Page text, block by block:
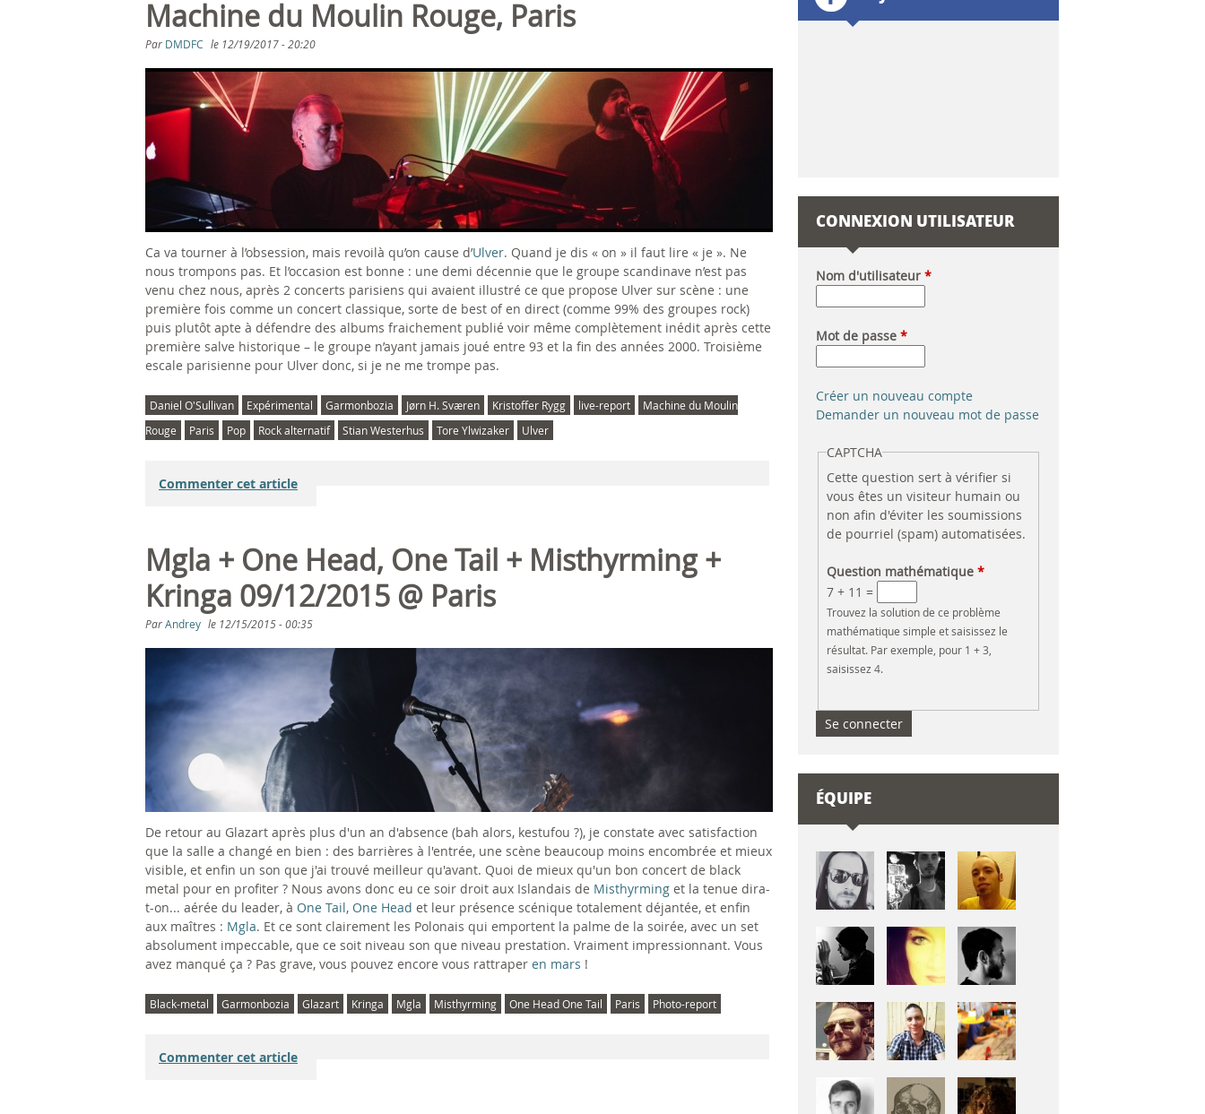
l
d
e
r
e
c
h
e
r
c
h
e
ê
t
e
s
i
c
i
Machine du Moulin Rouge, Paris
Par DMDFC le 12/19/2017 - 20:20
Ca va tourner à l’obsession, mais revoilà qu’on cause d’Ulver. Quand je dis « on » il faut lire « je ». Ne
nous trompons pas. Et l’occasion est bonne : une demi décennie que le groupe scandinave n’est pas
venu chez nous, après 2 concerts parisiens qui avaient illustré ce que propose Ulver sur scène : une
première fois comme un concert classique, sorte de best of en direct (comme 99% des groupes rock)
puis plutôt apte à défendre des albums fraichement publié voir même complètement inédit après cette
première salve historique – le groupe n’ayant jamais joué entre 93 et la fin des années 2000. Troisième
escale parisienne pour Ulver donc, si je ne me trompe pas.
Daniel O'Sullivan Expérimental Garmonbozia Jørn H. Sværen Kristoffer Rygg live-report
Machine du Moulin
Rouge
Paris Pop Rock alternatif Stian Westerhus Tore Ylwizaker Ulver
Commenter cet article
Mgla + One Head, One Tail + Misthyrming +
Kringa 09/12/2015 @ Paris
ParAndrey le 12/15/2015 - 00:35
De retour au Glazart après plus d'un an d'absence (bah alors, kestufou ?), je constate avec satisfaction
que la salle a changé en bien : des barrières à l'entrée, une scène beaucoup moins encombrée et mieux
visible, et enfin un son que j'ai trouvé meilleur qu'avant. Quoi de mieux qu'un bon concert de black
metal pour en profiter ? Nous avons donc eu ce soir droit aux Islandais de Misthyrming et la tenue dira-
t-on... aérée du leader, à One Tail, One Head et leur présence scénique totalement déjantée, et enfin
aux maîtres : Mgla. Et ce sont clairement les Polonais qui emportent la palme de la soirée, avec un set
absolument impeccable, que ce soit niveau son que niveau prestation. Vraiment impressionnant. Vous
avez manqué ça ? Pas grave, vous pouvez encore vous rattraper en mars !
Black-metal Garmonbozia Glazart Kringa Mgla Misthyrming One Head One Tail Paris Photo-report
Commenter cet article
CONNEXION UTILISATEUR
Nom d'utilisateur*
Mot de passe*
Créer un nouveau compte
Demander un nouveau mot de passe
CAPTCHA
Cette question sert à vérifier si
vous êtes un visiteur humain ou
non afin d'éviter les soumissions
de pourriel (spam) automatisées.
Question mathématique*
7 + 11 =
Trouvez la solution de ce problème
mathématique simple et saisissez le
résultat. Par exemple, pour 1 + 3,
saisissez 4.
ÉQUIPE